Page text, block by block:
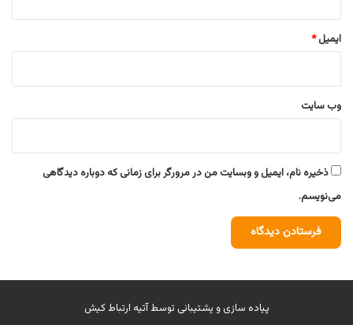
ایمیل*
وب‌ سایت
ذخیره نام، ایمیل و وبسایت من در مرورگر برای زمانی که دوباره دیدگاهی
می‌نویسم.
پیاده سازی و پشتیبانی توسطآتیه ارتباط کیش